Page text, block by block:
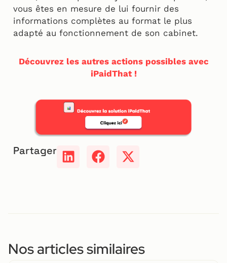
vous êtes en mesure de lui fournir des
informations complètes au format le plus
adapté au fonctionnement de son cabinet.
Découvrez les autres actions possibles avec
iPaidThat !
Partager
Nos articles similaires